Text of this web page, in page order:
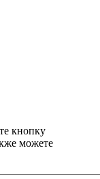
кнопку
можете